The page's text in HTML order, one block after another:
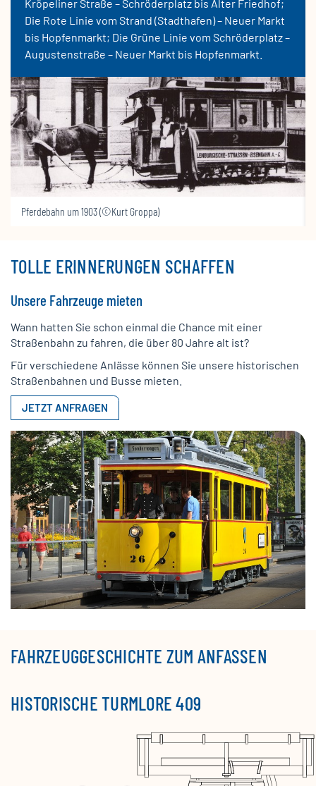
Kröpeliner Straße – Schröderplatz bis Alter Friedhof;
Die Rote Linie vom Strand (Stadthafen) – Neuer Markt
bis Hopfenmarkt; Die Grüne Linie vom Schröderplatz –
Augustenstraße – Neuer Markt bis Hopfenmarkt.
Pferdebahn um 1903 (©Kurt Groppa)
TOLLE ERINNERUNGEN SCHAFFEN
Unsere Fahrzeuge mieten
Wann hatten Sie schon einmal die Chance mit einer
Straßenbahn zu fahren, die über 80 Jahre alt ist?
Für verschiedene Anlässe können Sie unsere historischen
Straßenbahnen und Busse mieten.
JETZT ANFRAGEN
FAHRZEUGGESCHICHTE ZUM ANFASSEN
HISTORISCHE TURMLORE 409